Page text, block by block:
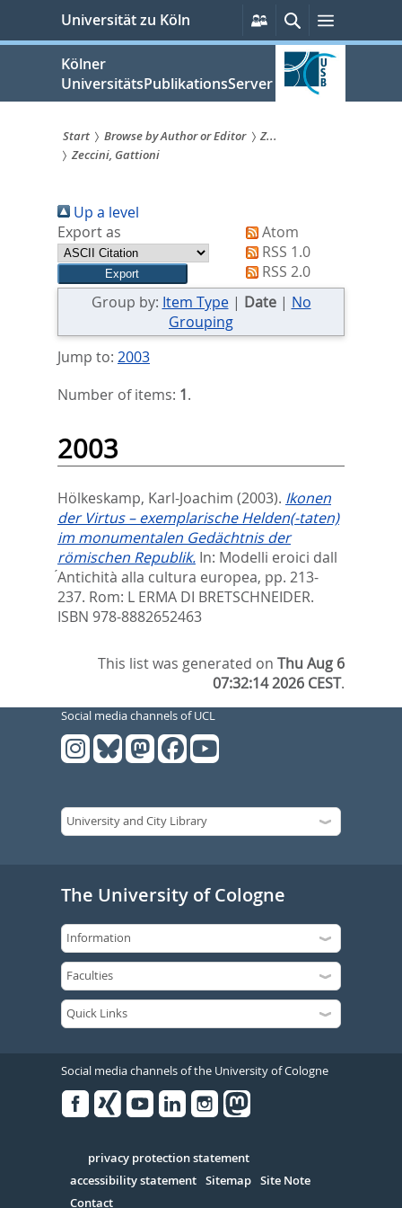
springen
Universität zu Köln
Persönliche
Services
SucheMenü
Kölner
UniversitätsPublikationsServer
Sie
sind
hier:
Start Browse by Author or Editor
Z...
Zeccini, Gattioni
Up a level
Export as
Atom
RSS 1.0
RSS 2.0
Group by: Item Type| Date| No
Grouping
Jump to: 2003
Number of items: 1.
2003
Hölkeskamp, Karl-Joachim (2003). Ikonen
der Virtus – exemplarische Helden(-taten)
im monumentalen Gedächtnis der
römischen Republik. In: Modelli eroici dall
́Antichità alla cultura europea, pp. 213-
237. Rom: ‎L ERMA DI BRETSCHNEIDER.
ISBN 978-8882652463
This list was generated onThu Aug 6
07:32:14 2026 CEST.
Social media channels of UCL
The University of Cologne
Social media channels of the University of Cologne
Serivce
privacy protection statement
accessibility statement Sitemap Site Note
Contact